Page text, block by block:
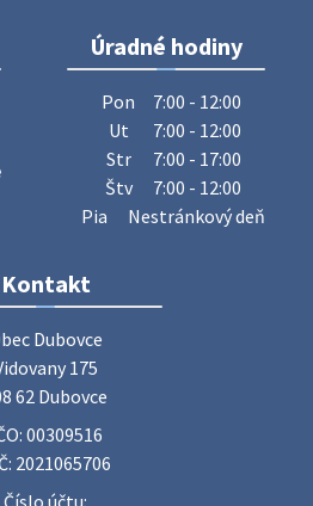
že v stredu 29. júla 2026
zber železa. Pracovníci Obecného
prechádzať obcou a zbierať
žien Slovenska Dubovce
ich rodinných príslušníkov aj
zájazd na termálne kúpalisko
pomoci
Úradné hodiny
Pon
7:00 - 12:00
Ut
7:00 - 12:00
Str
7:00 - 17:00
Štv
7:00 - 12:00
Pia
Nestránkový deň
Kontakt
Dubovce
175
62 Dubovce
00309516
2021065706
Číslo účtu: